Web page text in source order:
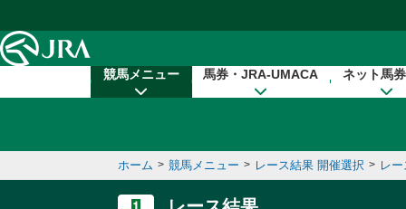
競馬メニュー 馬券・JRA-UMACA ネット馬
ホーム > 競馬メニュー > レース結果 開催選択 > レ